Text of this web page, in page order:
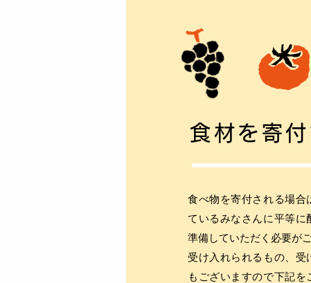
食材を寄
食べ物を寄付される場合
ているみなさんに平等に
準備していただく必要が
受け入れられるもの、受
もございますので下記を